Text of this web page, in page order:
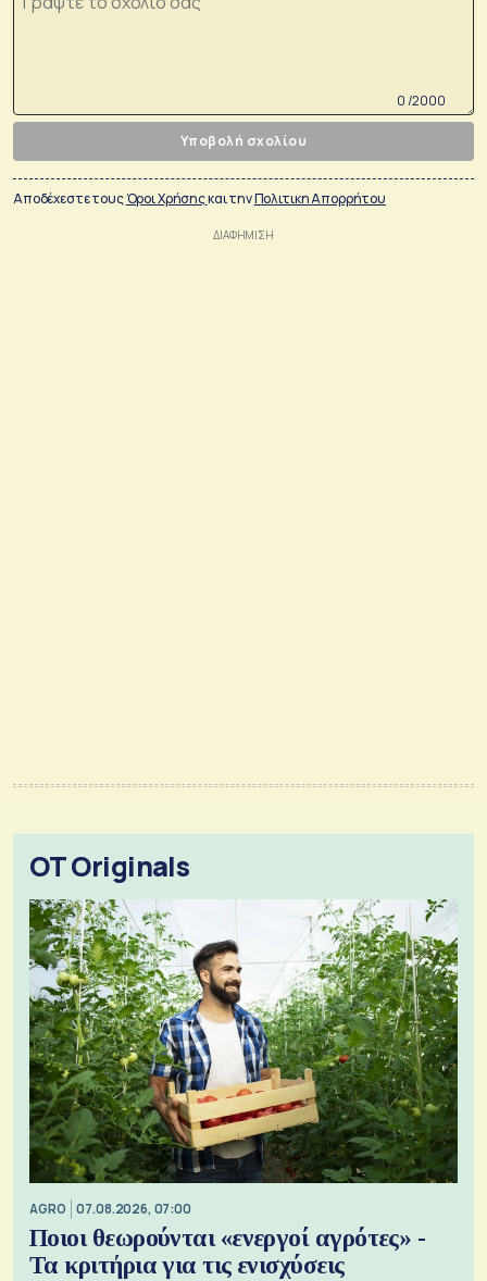
0 /2000
Υποβολή σχολίου
Αποδέχεστε τουςΌροι Χρήσηςκαι τηνΠολιτικη Απορρήτου
OT Originals
AGRO 07.08.2026, 07:00
Ποιοι θεωρούνται «ενεργοί αγρότες» -
Τα κριτήρια για τις ενισχύσεις